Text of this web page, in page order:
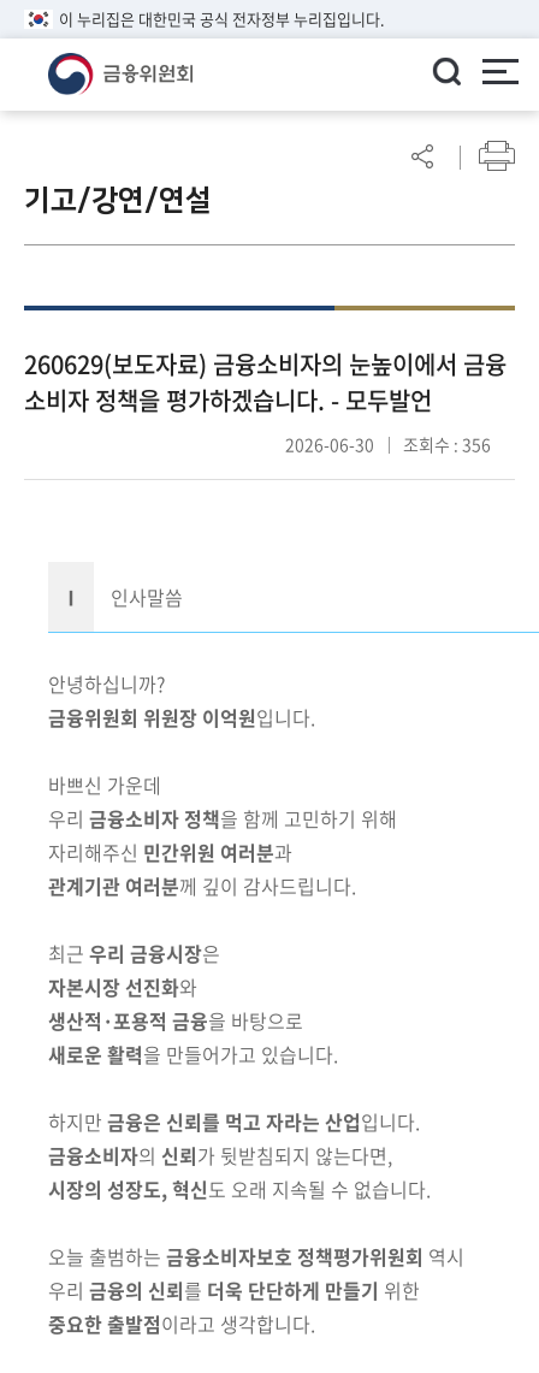
이 누리집은 대한민국 공식 전자정부 누리집입니다.
린
이알
참
여
마
기고/강연/연설
260629(보도자료) 금융소비자의 눈높이에서 금융
소비자 정책을 평가하겠습니다. - 모두발언
2026-06-30 조회수 : 356
Ⅰ 인사말씀
안녕하십니까?
금융위원회 위원장 이억원입니다.
바쁘신 가운데
우리 금융소비자 정책을 함께 고민하기 위해
자리해주신 민간위원 여러분과
관계기관 여러분께 깊이 감사드립니다.
최근 우리 금융시장은
자본시장 선진화와
생산적·포용적 금융을 바탕으로
새로운 활력을 만들어가고 있습니다.
하지만 금융은 신뢰를 먹고 자라는 산업입니다.
금융소비자의 신뢰가 뒷받침되지 않는다면,
시장의 성장도, 혁신도 오래 지속될 수 없습니다.
오늘 출범하는 금융소비자보호 정책평가위원회 역시
우리 금융의 신뢰를 더욱 단단하게 만들기 위한
중요한 출발점이라고 생각합니다.